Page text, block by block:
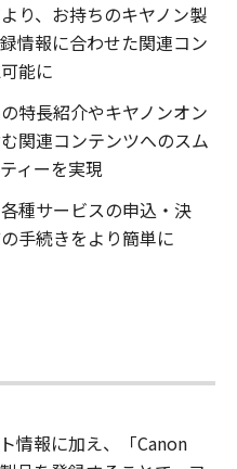
り、お持ちのキヤノン製
情報に合わせた関連コン
能に
特長紹介やキヤノンオン
関連コンテンツへのスム
ィーを実現
種サービスの申込・決
手続きをより簡単に
情報に加え、「Canon